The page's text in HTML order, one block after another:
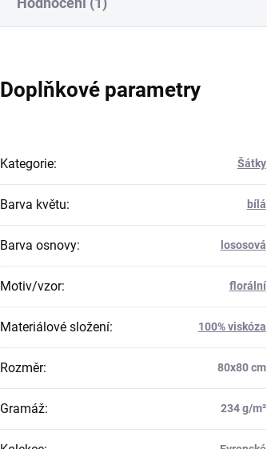
Doplňkové parametry
Kategorie: Šátky
Barva květu: bílá
Barva osnovy: lososová
Motiv/vzor: florální
Materiálové složení: 100% viskóza
Rozměr: 80x80 cm
Gramáž: 234 g/m²